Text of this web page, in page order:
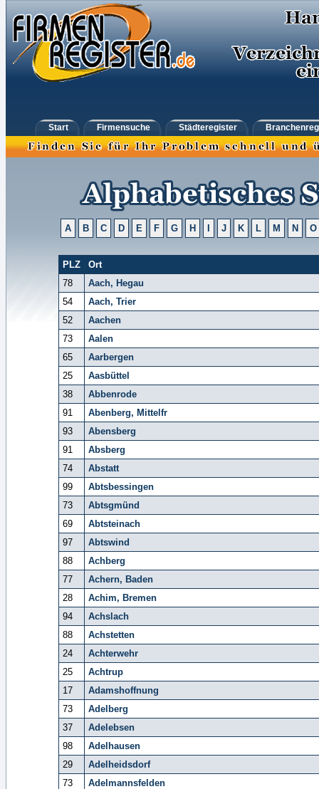
Start Firmensuche Städteregister
A B C D E F G H J K L M N O
PLZ
Ort
78
Aach, Hegau
54
Aach, Trier
52
Aachen
73
Aalen
65
Aarbergen
25
Aasbüttel
38
Abbenrode
91
Abenberg, Mittelfr
93
Abensberg
91
Absberg
74
Abstatt
99
Abtsbessingen
73
Abtsgmünd
69
Abtsteinach
97
Abtswind
88
Achberg
77
Achern, Baden
28
Achim, Bremen
94
Achslach
88
Achstetten
24
Achterwehr
25
Achtrup
17
Adamshoffnung
73
Adelberg
37
Adelebsen
98
Adelhausen
29
Adelheidsdorf
73
Adelmannsfelden